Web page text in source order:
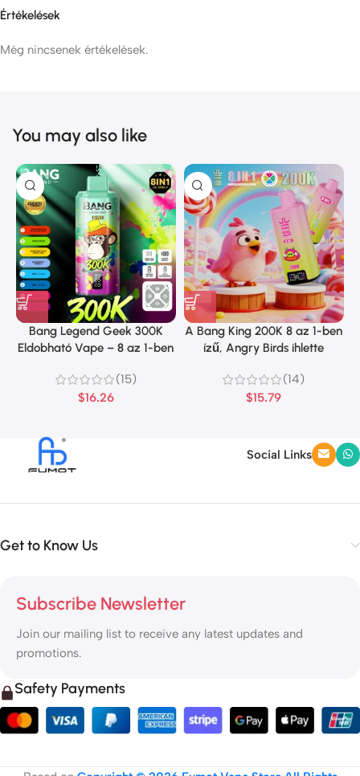
Értékelések
Még nincsenek értékelések.
You may also like
Bang Legend Geek 300K
Eldobható Vape – 8 az 1-ben
(15)
$16.26
A Bang King 200K 8 az 1-ben
ízű, Angry Birds ihlette
(14)
$15.79
Social Links
Get to Know Us
Subscribe Newsletter
Join our mailing list to receive any latest updates and
promotions.
Safety Payments